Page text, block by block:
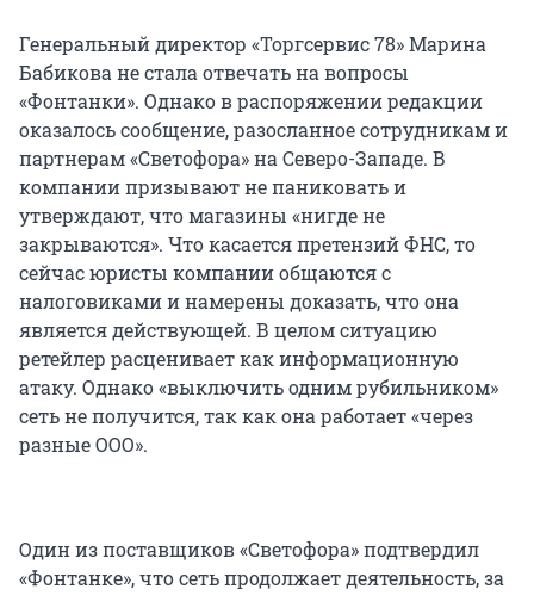
Генеральный директор «Торгсервис 78» Марина
Бабикова не стала отвечать на вопросы
«Фонтанки». Однако в распоряжении редакции
оказалось сообщение, разосланное сотрудникам и
партнерам «Светофора» на Северо-Западе. В
компании призывают не паниковать и
утверждают, что магазины «нигде не
закрываются». Что касается претензий ФНС, то
сейчас юристы компании общаются с
налоговиками и намерены доказать, что она
является действующей. В целом ситуацию
ретейлер расценивает как информационную
атаку. Однако «выключить одним рубильником»
сеть не получится, так как она работает «через
разные ООО».
Один из поставщиков «Светофора» подтвердил
«Фонтанке», что сеть продолжает деятельность, за